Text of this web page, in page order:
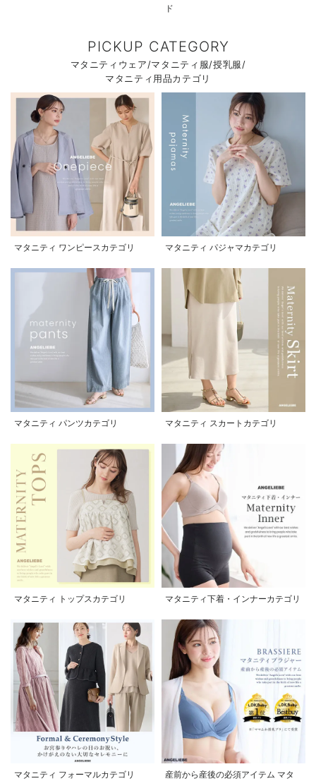
ド
PICKUP CATEGORY
マタニティウェア/マタニティ服/授乳服/
マタニティ用品カテゴリ
マタニティ ワンピースカテゴリ マタニティ パジャマカテゴリ
マタニティ パンツカテゴリ マタニティ スカートカテゴリ
マタニティ トップスカテゴリ マタニティ下着・インナーカテゴリ
マタニティ フォーマルカテゴリ
産前から産後の必須アイテム マタ